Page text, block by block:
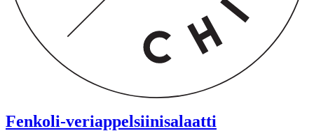
Fenkoli-veriappelsiinisalaatti